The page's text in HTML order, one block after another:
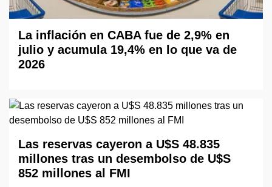
La inflación en CABA fue de 2,9% en
julio y acumula 19,4% en lo que va de
2026
Las reservas cayeron a U$S 48.835
millones tras un desembolso de U$S
852 millones al FMI